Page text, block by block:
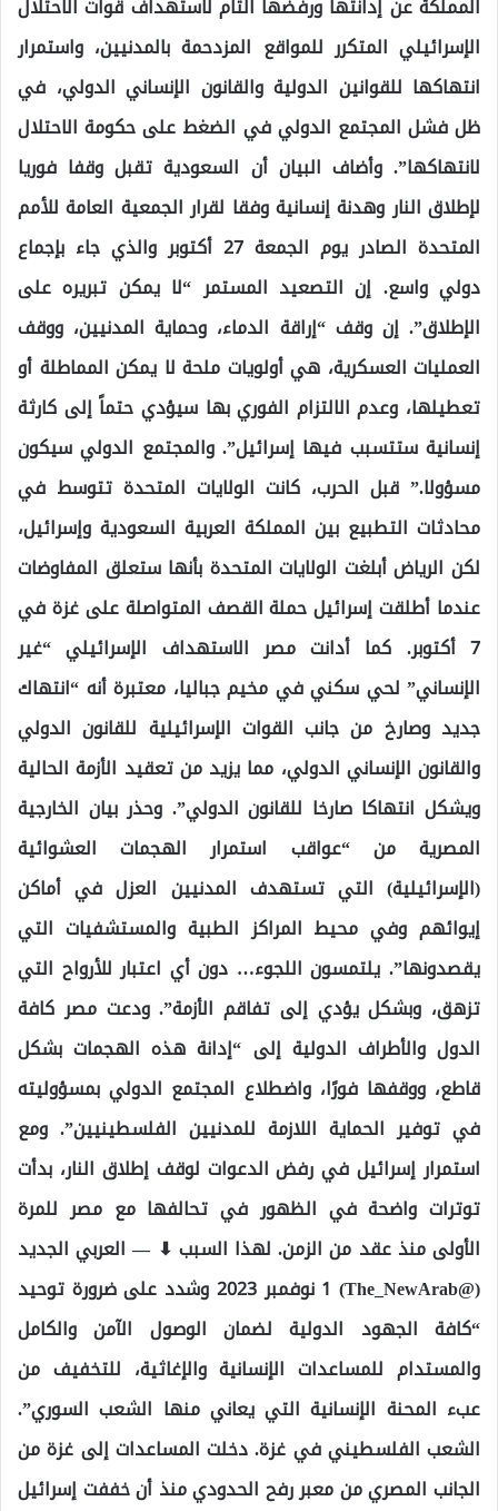
المملكة عن إدانتها ورفضها التام لاستهداف قوات الاحتلال
الإسرائيلي المتكرر للمواقع المزدحمة بالمدنيين، واستمرار
انتهاكها للقوانين الدولية والقانون الإنساني الدولي، في
ظل فشل المجتمع الدولي في الضغط على حكومة الاحتلال
لانتهاكها”. وأضاف البيان أن السعودية تقبل وقفا فوريا
لإطلاق النار وهدنة إنسانية وفقا لقرار الجمعية العامة للأمم
المتحدة الصادر يوم الجمعة 27 أكتوبر والذي جاء بإجماع
دولي واسع. إن التصعيد المستمر “لا يمكن تبريره على
الإطلاق”. إن وقف “إراقة الدماء، وحماية المدنيين، ووقف
العمليات العسكرية، هي أولويات ملحة لا يمكن المماطلة أو
تعطيلها، وعدم الالتزام الفوري بها سيؤدي حتماً إلى كارثة
إنسانية ستتسبب فيها إسرائيل”. والمجتمع الدولي سيكون
مسؤولا.” قبل الحرب، كانت الولايات المتحدة تتوسط في
محادثات التطبيع بين المملكة العربية السعودية وإسرائيل،
لكن الرياض أبلغت الولايات المتحدة بأنها ستعلق المفاوضات
عندما أطلقت إسرائيل حملة القصف المتواصلة على غزة في
7 أكتوبر. كما أدانت مصر الاستهداف الإسرائيلي “غير
الإنساني” لحي سكني في مخيم جباليا، معتبرة أنه “انتهاك
جديد وصارخ من جانب القوات الإسرائيلية للقانون الدولي
والقانون الإنساني الدولي، مما يزيد من تعقيد الأزمة الحالية
ويشكل انتهاكا صارخا للقانون الدولي”. وحذر بيان الخارجية
المصرية من “عواقب استمرار الهجمات العشوائية
(الإسرائيلية) التي تستهدف المدنيين العزل في أماكن
إيوائهم وفي محيط المراكز الطبية والمستشفيات التي
يقصدونها”. يلتمسون اللجوء… دون أي اعتبار للأرواح التي
تزهق، وبشكل يؤدي إلى تفاقم الأزمة”. ودعت مصر كافة
الدول والأطراف الدولية إلى “إدانة هذه الهجمات بشكل
قاطع، ووقفها فورًا، واضطلاع المجتمع الدولي بمسؤوليته
في توفير الحماية اللازمة للمدنيين الفلسطينيين”. ومع
استمرار إسرائيل في رفض الدعوات لوقف إطلاق النار، بدأت
توترات واضحة في الظهور في تحالفها مع مصر للمرة
الأولى منذ عقد من الزمن. لهذا السبب ⬇ — العربي الجديد
(@The_NewArab) 1 نوفمبر 2023 وشدد على ضرورة توحيد
“كافة الجهود الدولية لضمان الوصول الآمن والكامل
والمستدام للمساعدات الإنسانية والإغاثية، للتخفيف من
عبء المحنة الإنسانية التي يعاني منها الشعب السوري”.
الشعب الفلسطيني في غزة. دخلت المساعدات إلى غزة من
الجانب المصري من معبر رفح الحدودي منذ أن خففت إسرائيل